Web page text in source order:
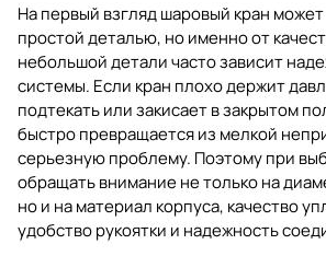
На первый взгляд шаровый кран может
простой деталью, но именно от
небольшой детали часто зависит
системы. Если кран плохо держит
подтекать или закисает в закрытом
быстро превращается из мелкой
серьезную проблему. Поэтому при
обращать внимание не только на
но и на материал корпуса, качество
удобство рукоятки и надежность